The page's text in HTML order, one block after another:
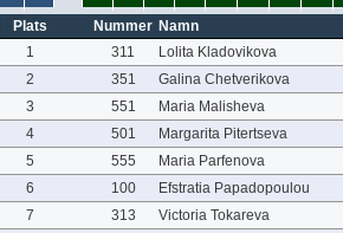
Plats Nummer Namn
1
311
Lolita Kladovikova
2
351
Galina Chetverikova
3
551
Maria Malisheva
4
501
Margarita Pitertseva
5
555
Maria Parfenova
6
100
Efstratia Papadopoulou
7
313
Victoria Tokareva